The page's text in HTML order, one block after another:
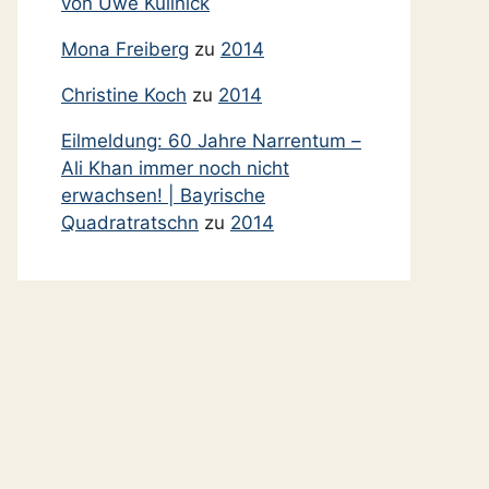
November 2013
Oktober 2013
September 2013
April 2013
März 2013
Februar 2013
Mona Freiberg zu 2014
Christine Koch zu 2014
Eilmeldung: 60 Jahre Narrentum –
Ali Khan immer noch nicht
erwachsen! | Bayrische
Quadratratschn zu 2014